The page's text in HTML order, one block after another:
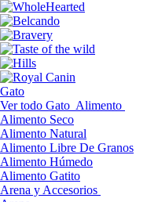
Gato
Ver todo Gato Alimento
Alimento Seco
Alimento Natural
Alimento Libre De Granos
Alimento Húmedo
Alimento Gatito
Arena y Accesorios